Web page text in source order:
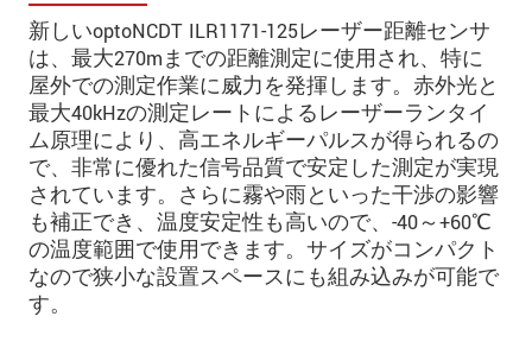
新しいoptoNCDT ILR1171-125レーザー距離センサ
は、最大270mまでの距離測定に使用され、特に
屋外での測定作業に威力を発揮します。赤外光と
最大40kHzの測定レートによるレーザーランタイ
ム原理により、高エネルギーパルスが得られるの
で、非常に優れた信号品質で安定した測定が実現
されています。さらに霧や雨といった干渉の影響
も補正でき、温度安定性も高いので、-40～+60℃
の温度範囲で使用できます。サイズがコンパクト
なので狭小な設置スペースにも組み込みが可能で
す。
電話
メールアドレ
ス *
メッセージ
ご連絡願います
印刷された製品カタログを送ってくだ